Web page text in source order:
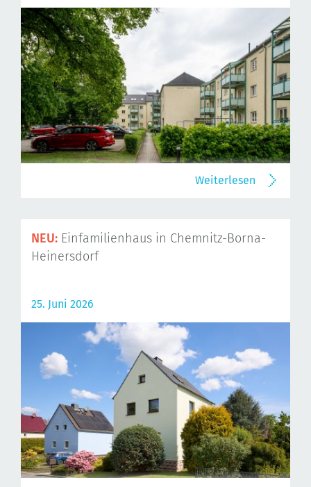
Weiterlesen
NEU: Einfamilienhaus in Chemnitz-Borna-
Heinersdorf
25. Juni 2026